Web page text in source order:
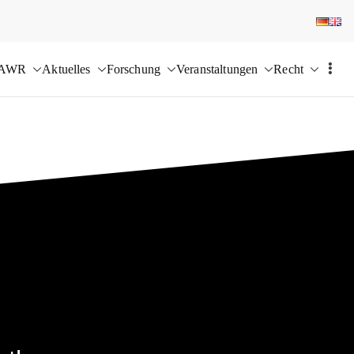
Aktuelles Forschung Veranstaltungen Recht